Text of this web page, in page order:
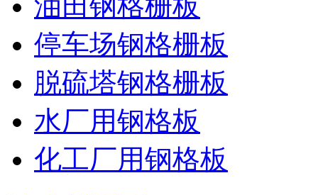
油田钢格栅板
停车场钢格栅板
脱硫塔钢格栅板
水厂用钢格板
化工厂用钢格板